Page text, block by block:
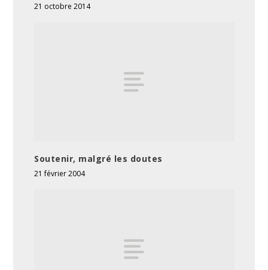
21 octobre 2014
Soutenir, malgré les doutes
21 février 2004